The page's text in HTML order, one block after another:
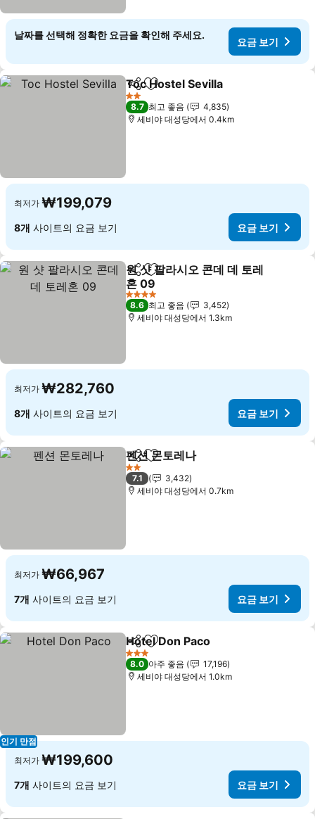
날짜를 선택해 정확한 요금을 확인해 주세요.
요금 보기
공유 즐겨찾기에 추가
Toc Hostel Sevilla
2 성급
8.7 최고 좋음
4,835
세비야 대성당에서 0.4km
최저가 ₩199,079
8개 사이트의 요금 보기 요금 보기
공유 즐겨찾기에 추가
원 샷 팔라시오 콘데 데 토레
혼 09
4 성급
8.6 최고 좋음
3,452
세비야 대성당에서 1.3km
최저가 ₩282,760
8개 사이트의 요금 보기 요금 보기
공유 즐겨찾기에 추가
펜션 몬토레나
2 성급
7.1
3,432
세비야 대성당에서 0.7km
최저가 ₩66,967
7개 사이트의 요금 보기 요금 보기
인기 만점
공유 즐겨찾기에 추가
Hotel Don Paco
3 성급
8.0 아주 좋음
17,196
세비야 대성당에서 1.0km
최저가 ₩199,600
7개 사이트의 요금 보기 요금 보기